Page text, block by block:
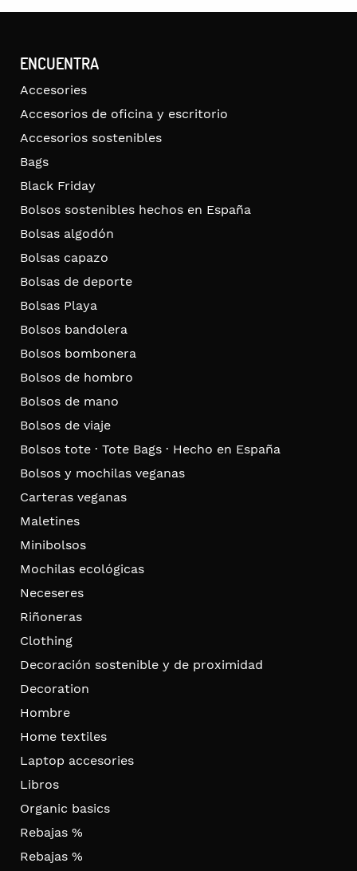
ENCUENTRA
Accesories
Accesorios de oficina y escritorio
Accesorios sostenibles
Bags
Black Friday
Bolsos sostenibles hechos en España
Bolsas algodón
Bolsas capazo
Bolsas de deporte
Bolsas Playa
Bolsos bandolera
Bolsos bombonera
Bolsos de hombro
Bolsos de mano
Bolsos de viaje
Bolsos tote · Tote Bags · Hecho en España
Bolsos y mochilas veganas
Carteras veganas
Maletines
Minibolsos
Mochilas ecológicas
Neceseres
Riñoneras
Clothing
Decoración sostenible y de proximidad
Decoration
Hombre
Home textiles
Laptop accesories
Libros
Organic basics
Rebajas %
Rebajas %